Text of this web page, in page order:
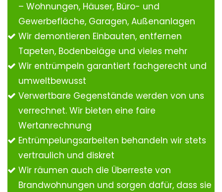
– Wohnungen, Häuser, Büro- und
Gewerbefläche, Garagen, Außenanlagen
Wir demontieren Einbauten, entfernen
Tapeten, Bodenbeläge und vieles mehr
Wir entrümpeln garantiert fachgerecht und
umweltbewusst
Verwertbare Gegenstände werden von uns
verrechnet. Wir bieten eine faire
Wertanrechnung
Entrümpelungsarbeiten behandeln wir stets
vertraulich und diskret
Wir räumen auch die Überreste von
Brandwohnungen und sorgen dafür, dass sie